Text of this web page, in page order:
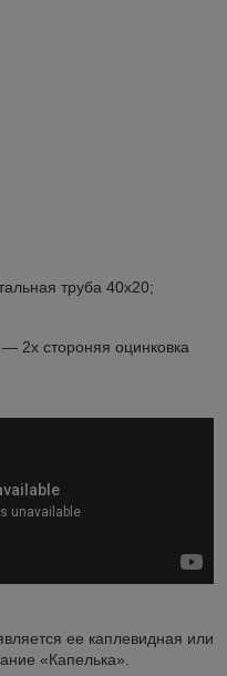
труба 40х20;
2х стороняя оцинковка
ее каплевидная или
«Капелька».